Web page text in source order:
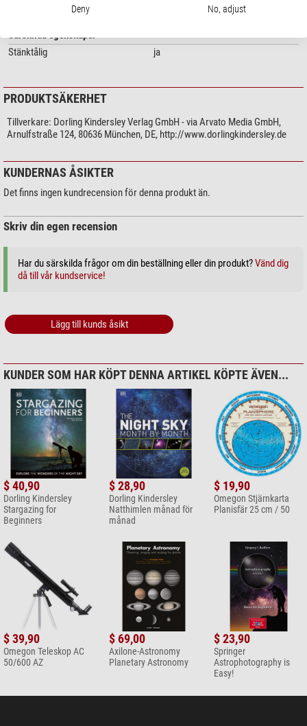
Särskilda egenskaper
Stänktålig
ja
PRODUKTSÄKERHET
Tillverkare: Dorling Kindersley Verlag GmbH - via Arvato Media GmbH,
Arnulfstraße 124, 80636 München, DE, http://www.dorlingkindersley.de
KUNDERNAS ÅSIKTER
Det finns ingen kundrecension för denna produkt än.
Skriv din egen recension
Har du särskilda frågor om din beställning eller din produkt?Vänd dig
då till vår kundservice!
Lägg till kunds åsikt
KUNDER SOM HAR KÖPT DENNA ARTIKEL KÖPTE ÄVEN...
$ 40,90
Dorling Kindersley
Stargazing for
Beginners
$ 28,90
Dorling Kindersley
Natthimlen månad för
månad
$ 19,90
Omegon Stjärnkarta
Planisfär 25 cm / 50
$ 39,90
Omegon Teleskop AC
50/600 AZ
$ 69,00
Axilone-Astronomy
Planetary Astronomy
$ 23,90
Springer
Astrophotography is
Easy!
Deny No, adjust